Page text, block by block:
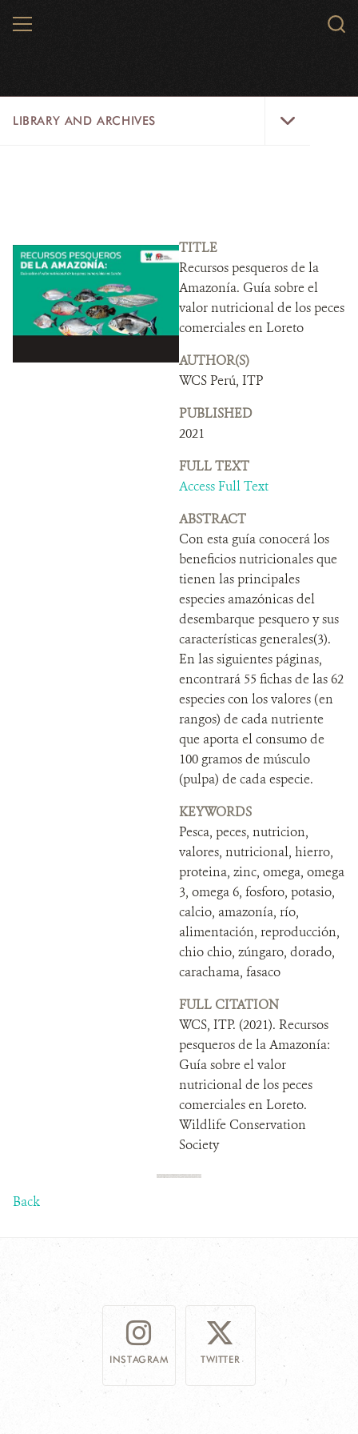
MENU
LIBRARY AND ARCHIVES
WCS RESEARCH
ARCHIVES SHOP
ABOUT US
DONATE
TITLE
Recursos pesqueros de la
Amazonía. Guía sobre el
valor nutricional de los peces
comerciales en Loreto
AUTHOR(S)
WCS Perú, ITP
PUBLISHED
2021
FULL TEXT
Access Full Text
ABSTRACT
Con esta guía conocerá los
beneficios nutricionales que
tienen las principales
especies amazónicas del
desembarque pesquero y sus
características generales(3).
En las siguientes páginas,
encontrará 55 fichas de las 62
especies con los valores (en
rangos) de cada nutriente
que aporta el consumo de
100 gramos de músculo
(pulpa) de cada especie.
KEYWORDS
Pesca, peces, nutricion,
valores, nutricional, hierro,
proteina, zinc, omega, omega
3, omega 6, fosforo, potasio,
calcio, amazonía, río,
alimentación, reproducción,
chio chio, zúngaro, dorado,
carachama, fasaco
FULL CITATION
WCS, ITP. (2021). Recursos
pesqueros de la Amazonía:
Guía sobre el valor
nutricional de los peces
comerciales en Loreto.
Wildlife Conservation
Society
Back
INSTAGRAM TWITTER